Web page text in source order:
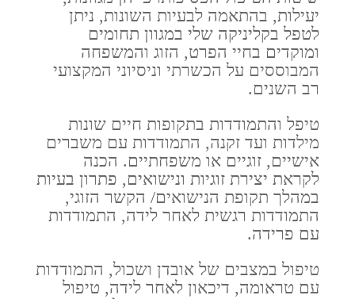
יעילות, בהתאמה לבעיות השונות, ניתן
לטפל בקליניקה שלי במגוון תחומים
ומוקדים בחיי הפרט, הזוג והמשפחה
המבוססים על הכשרתי וניסיוני המקצועי
רב השנים.
טיפל והתמודדות בתקופות חיים שונות
מילדות ועד זקנה, התמודדות עם משברים
אישיים, זוגיים או משפחתיים. הכנה
לקראת יצירת זוגיות ונישואים, פתרון בעיות
במהלך תקופת הנישואים/ הקשר הזוגי,
התמודדות רגשית לאחר לידה, התמודדות
עם פרידה.
טיפול במצבים של אובדן ושכול, התמודדות
עם טראומה, דיכאון לאחר לידה, טיפול